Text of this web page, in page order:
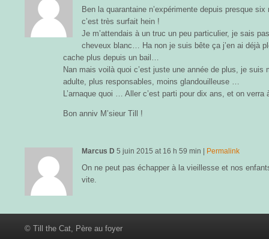
Ben la quarantaine n’expérimente depuis presque
c’est très surfait hein !
Je m’attendais à un truc un peu particulier, je sais
cheveux blanc… Ha non je suis bête ça j’en ai déjà
cache plus depuis un bail…
Nan mais voilà quoi c’est juste une année de plus, je suis
adulte, plus responsables, moins glandouilleuse …
L’arnaque quoi … Aller c’est parti pour dix ans, et on verra
Bon anniv M’sieur Till !
Marcus D 5 juin 2015 at 16 h 59 min Permalink
On ne peut pas échapper à la vieillesse et nos
vite.
© Till the Cat, Père au foyer